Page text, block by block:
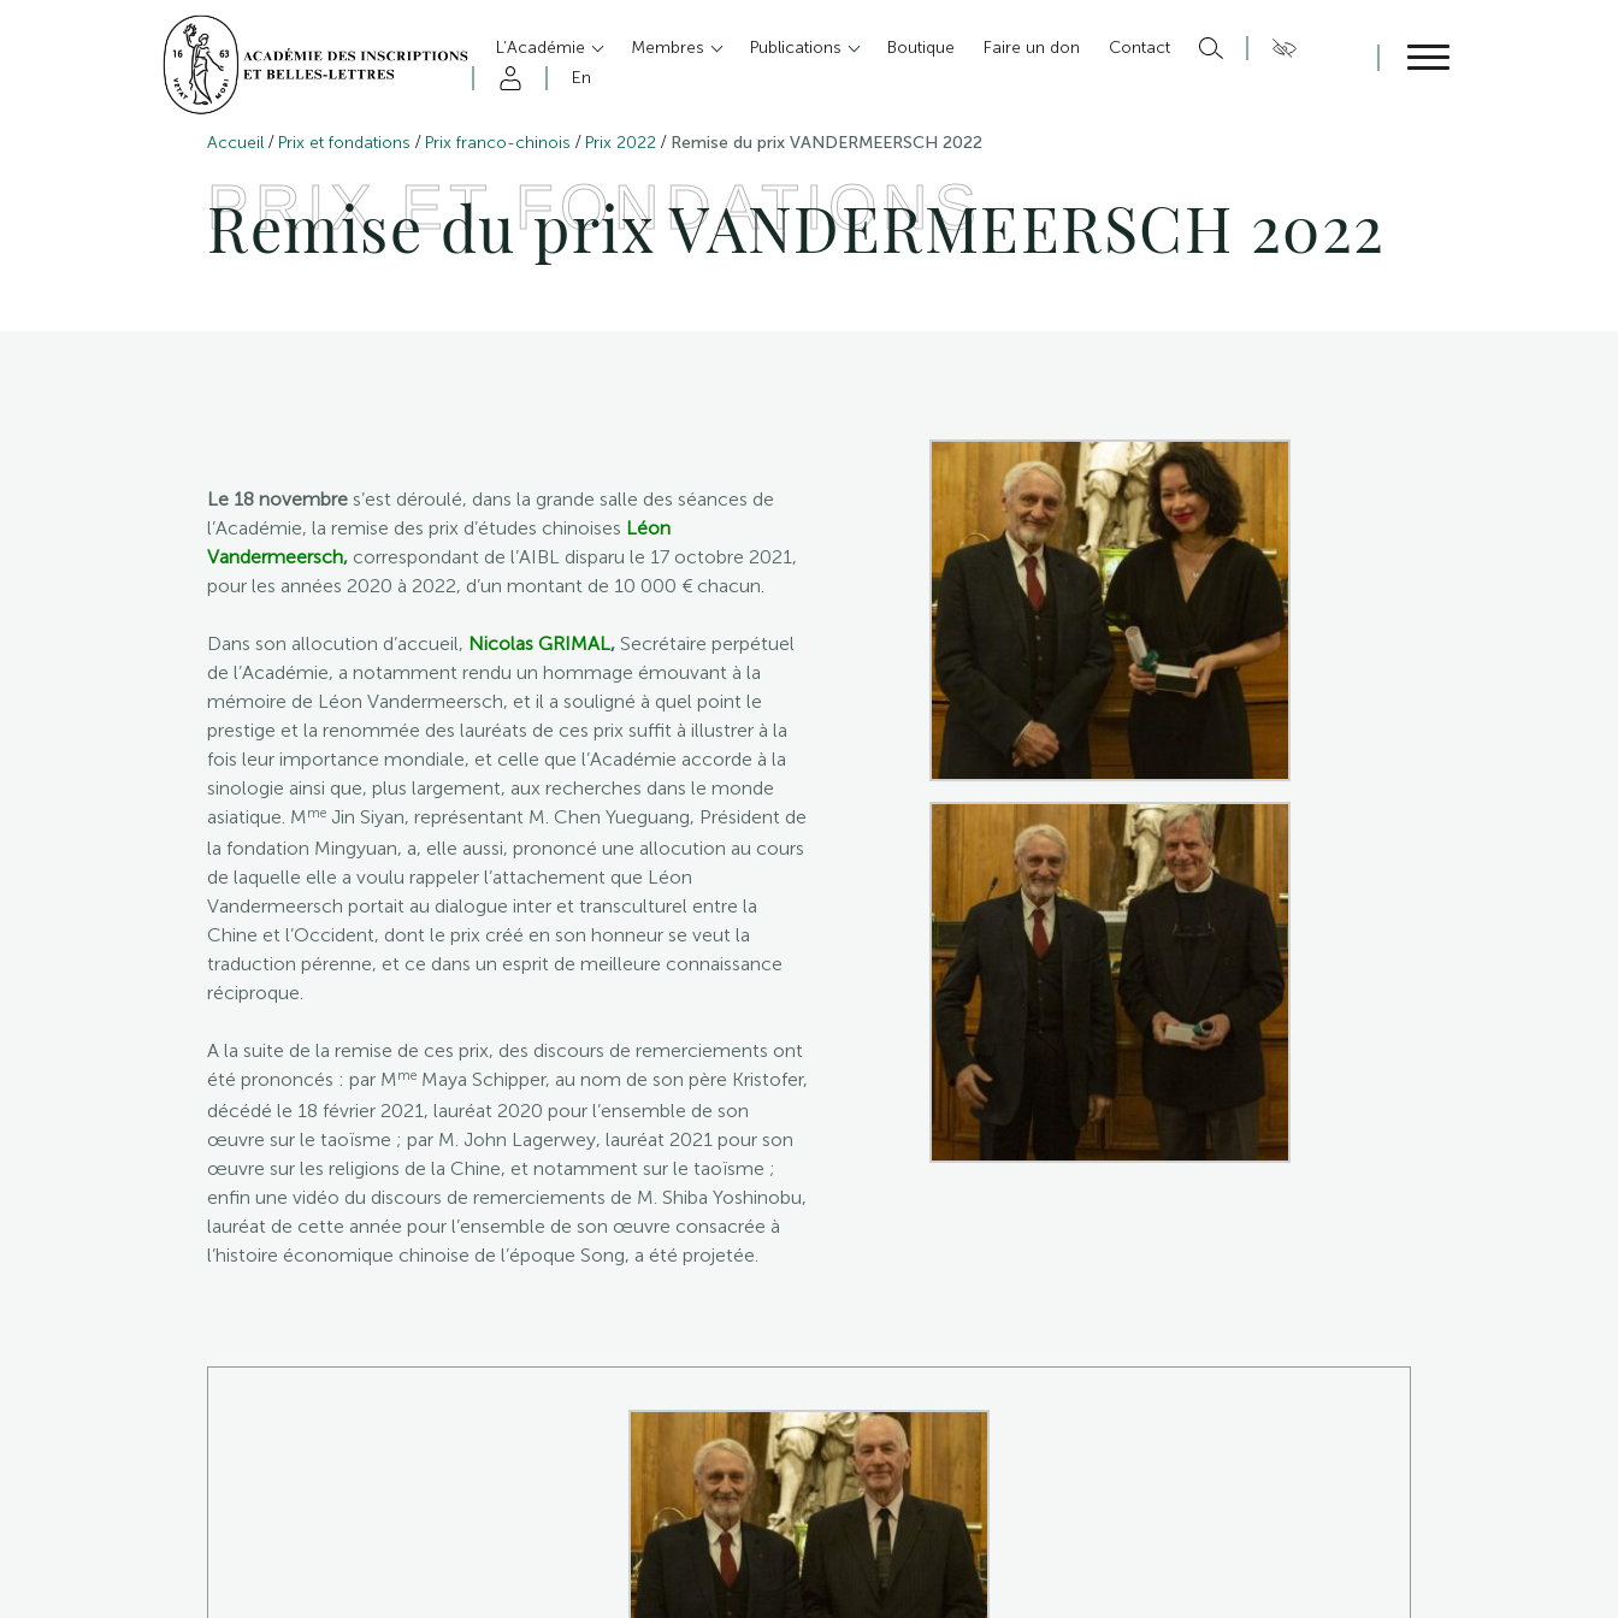
L’Académie Membres Publications Boutique Faire un don
Contact
En
Accueil / Prix et fondations / Prix franco-chinois / Prix 2022 / Remise du prix VANDERMEERSCH 2022
PRIX ET FONDATIONS
Remise du prix VANDERMEERSCH 2022
Le 18 novembre s’est déroulé, dans la grande salle des séances de
l’Académie, la remise des prix d’études chinoises Léon
Vandermeersch, correspondant de l’AIBL disparu le 17 octobre 2021,
pour les années 2020 à 2022, d’un montant de 10 000 € chacun.
Dans son allocution d’accueil, Nicolas GRIMAL, Secrétaire perpétuel
de l’Académie, a notamment rendu un hommage émouvant à la
mémoire de Léon Vandermeersch, et il a souligné à quel point le
prestige et la renommée des lauréats de ces prix suffit à illustrer à la
fois leur importance mondiale, et celle que l’Académie accorde à la
sinologie ainsi que, plus largement, aux recherches dans le monde
asiatique. Mme Jin Siyan, représentant M. Chen Yueguang, Président de
la fondation Mingyuan, a, elle aussi, prononcé une allocution au cours
de laquelle elle a voulu rappeler l’attachement que Léon
Vandermeersch portait au dialogue inter et transculturel entre la
Chine et l’Occident, dont le prix créé en son honneur se veut la
traduction pérenne, et ce dans un esprit de meilleure connaissance
réciproque.
A la suite de la remise de ces prix, des discours de remerciements ont
été prononcés : par Mme Maya Schipper, au nom de son père Kristofer,
décédé le 18 février 2021, lauréat 2020 pour l’ensemble de son
œuvre sur le taoïsme ; par M. John Lagerwey, lauréat 2021 pour son
œuvre sur les religions de la Chine, et notamment sur le taoïsme ;
enfin une vidéo du discours de remerciements de M. Shiba Yoshinobu,
lauréat de cette année pour l’ensemble de son œuvre consacrée à
l’histoire économique chinoise de l’époque Song, a été projetée.